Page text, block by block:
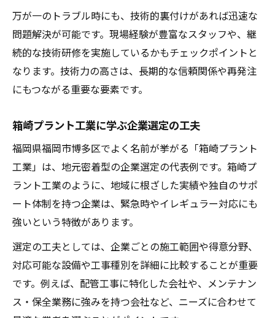
万が一のトラブル時にも、技術的裏付けがあれば迅速な
問題解決が可能です。現場経験が豊富なスタッフや、継
続的な技術研修を実施しているかもチェックポイントと
なります。技術力の高さは、長期的な信頼関係や再発注
にもつながる重要な要素です。
箱崎プラント工業に学ぶ企業選定の工夫
福岡県福岡市博多区でよく名前が挙がる「箱崎プラント
工業」は、地元密着型の企業選定の代表例です。箱崎プ
ラント工業のように、地域に根ざした実績や独自のサポ
ート体制を持つ企業は、緊急時やイレギュラー対応にも
強いという特徴があります。
選定の工夫としては、企業ごとの施工範囲や得意分野、
対応可能な設備や工事種別を詳細に比較することが重要
です。例えば、配管工事に特化した会社や、メンテナン
ス・保全業務に強みを持つ会社など、ニーズに合わせて